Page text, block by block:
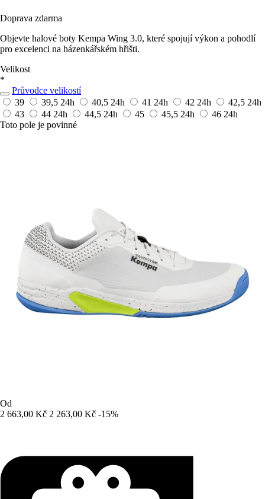
Doprava zdarma
Objevte halové boty Kempa Wing 3.0, které spojují výkon a pohodlí
pro excelenci na házenkářském hřišti.
Velikost
*
Průvodce velikostí
39
39,5 24h 40,5 24h 41 24h 42 24h 42,5 24h
43
44 24h 44,5 24h 45 45,5 24h 46 24h
Toto pole je povinné
Od
2 663,00 Kč 2 263,00 Kč -15%